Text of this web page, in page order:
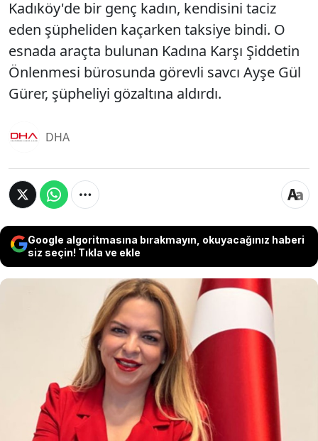
Kadıköy'de bir genç kadın, kendisini taciz
eden şüpheliden kaçarken taksiye bindi. O
esnada araçta bulunan Kadına Karşı Şiddetin
Önlenmesi bürosunda görevli savcı Ayşe Gül
Gürer, şüpheliyi gözaltına aldırdı.
DHA
Google algoritmasına bırakmayın, okuyacağınız haberi
siz seçin! Tıkla ve ekle
Kadıköy'de bir genç kadın, kendisini taciz
eden şüpheliden kaçarken taksiye bindi. O
esnada araçta bulunan Kadına Karşı Şiddetin
Önlenmesi bürosunda görevli savcı Ayşe Gül
Gürer, şüpheliyi gözaltına aldırdı.